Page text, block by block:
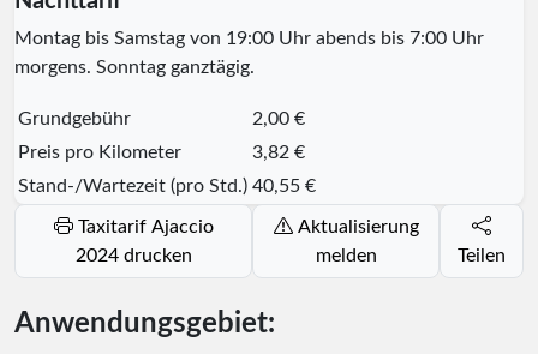
Montag bis Samstag von 19:00 Uhr abends bis 7:00 Uhr
morgens. Sonntag ganztägig.
Grundgebühr
2,00 €
Preis pro Kilometer
3,82 €
Stand-/Wartezeit (pro Std.) 40,55 €
Taxitarif Ajaccio
2024 drucken
Aktualisierung
melden
Teilen
Anwendungsgebiet: